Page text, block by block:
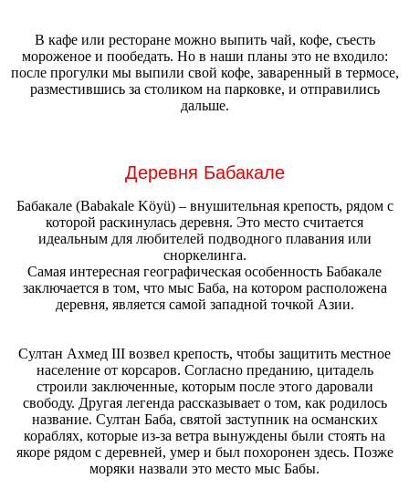
В кафе или ресторане можно выпить чай, кофе, съесть
мороженое и пообедать. Но в наши планы это не входило:
после прогулки мы выпили свой кофе, заваренный в термосе,
разместившись за столиком на парковке, и отправились
дальше.
Деревня Бабакале
Бабакале (Babakale Köyü) – внушительная крепость, рядом с
которой раскинулась деревня. Это место считается
идеальным для любителей подводного плавания или
сноркелинга.
Самая интересная географическая особенность Бабакале
заключается в том, что мыс Баба, на котором расположена
деревня, является самой западной точкой Азии.
Султан Ахмед III возвел крепость, чтобы защитить местное
население от корсаров. Согласно преданию, цитадель
строили заключенные, которым после этого даровали
свободу. Другая легенда рассказывает о том, как родилось
название. Султан Баба, святой заступник на османских
кораблях, которые из-за ветра вынуждены были стоять на
якоре рядом с деревней, умер и был похоронен здесь. Позже
моряки назвали это место мыс Бабы.